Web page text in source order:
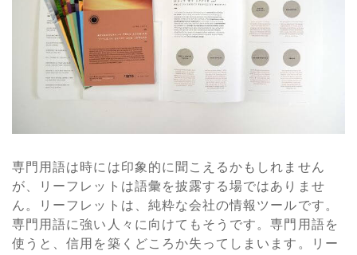
専門用語は時には印象的に聞こえるかもしれません
が、リーフレットは語彙を披露する場ではありませ
ん。リーフレットは、純粋な会社の情報ツールです。
専門用語に強い人々に向けてもそうです。専門用語を
使うと、信用を築くどころか失ってしまいます。リー